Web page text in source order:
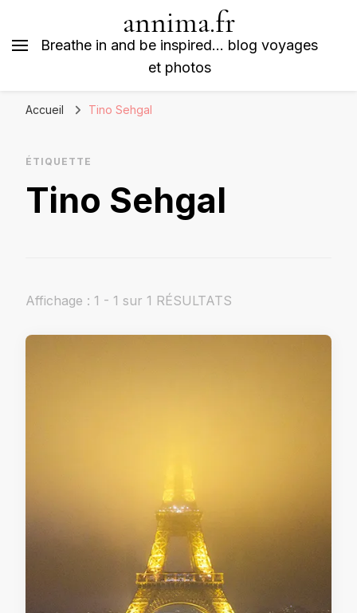
annima.fr
Breathe in and be inspired… blog voyages
et photos
Accueil Tino Sehgal
ÉTIQUETTE
Tino Sehgal
Affichage : 1 - 1 sur 1 RÉSULTATS